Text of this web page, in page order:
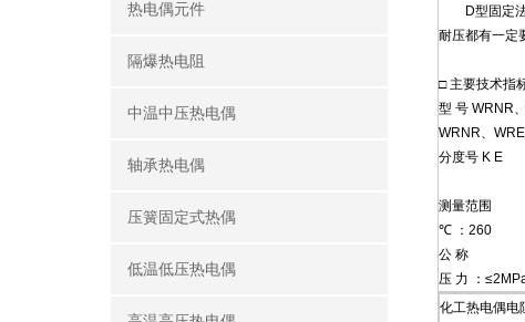
热电偶元件
隔爆热电阻
中温中压热电偶
轴承热电偶
压簧固定式热偶
低温低压热电偶
D型固定法
耐压都有一定
□ 主要技术指
型 号 WRNR
WRNR、
分度号 K E
测量范围
℃ ：260
公 称
压 力 ：
化工热电偶电